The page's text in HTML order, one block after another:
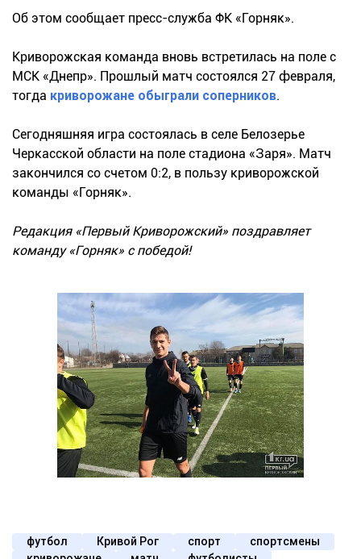
Об этом сообщает пресс-служба ФК «Горняк».
Криворожская команда вновь встретилась на поле с
МСК «Днепр». Прошлый матч состоялся 27 февраля,
тогда криворожане обыграли соперников.
Сегодняшняя игра состоялась в селе Белозерье
Черкасской области на поле стадиона «Заря». Матч
закончился со счетом 0:2, в пользу криворожской
команды «Горняк».
Редакция «Первый Криворожский» поздравляет
команду «Горняк» с победой!
футбол Кривой Рог спорт
спортсмены